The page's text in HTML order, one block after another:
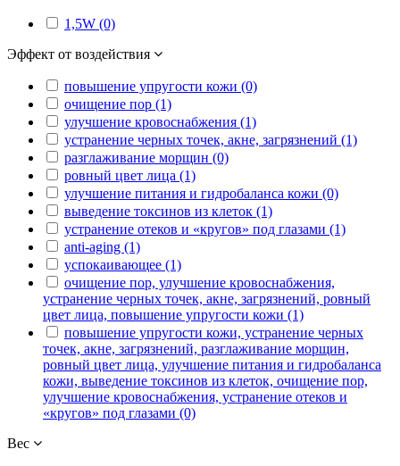
1,5W (0)
Эффект от воздействия
повышение упругости кожи (0)
очищение пор (1)
улучшение кровоснабжения (1)
устранение черных точек, акне, загрязнений (1)
разглаживание морщин (0)
ровный цвет лица (1)
улучшение питания и гидробаланса кожи (0)
выведение токсинов из клеток (1)
устранение отеков и «кругов» под глазами (1)
anti-aging (1)
успокаивающее (1)
очищение пор, улучшение кровоснабжения,
устранение черных точек, акне, загрязнений, ровный
цвет лица, повышение упругости кожи (1)
повышение упругости кожи, устранение черных
точек, акне, загрязнений, разглаживание морщин,
ровный цвет лица, улучшение питания и гидробаланса
кожи, выведение токсинов из клеток, очищение пор,
улучшение кровоснабжения, устранение отеков и
«кругов» под глазами (0)
Вес